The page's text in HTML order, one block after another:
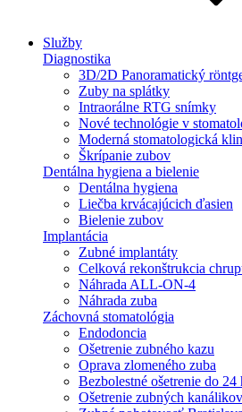
Služby
Diagnostika
3D/2D Panoramatický
Zuby na splátky
Intraorálne RTG snímky
Nové technológie v
Moderná stomatologická
Škrípanie zubov
Dentálna hygiena a bielenie
Dentálna hygiena
Liečba krvácajúcich ďasien
Bielenie zubov
Implantácia
Zubné implantáty
Celková rekonštrukcia
Náhrada ALL-ON-4
Náhrada zuba
Záchovná stomatológia
Endodoncia
Ošetrenie zubného kazu
Oprava zlomeného zuba
Bezbolestné ošetrenie do 24
Ošetrenie zubných kanálikov